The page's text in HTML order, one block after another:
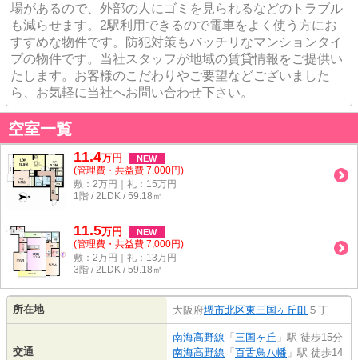
場があるので、外部の人にゴミを見られるなどのトラブル
も減らせます。2駅利用できるので電車をよく使う方にお
すすめな物件です。防犯対策もバッチリなマンションタイ
プの物件です。当社スタッフが地域の賃貸情報をご提供い
たします。お客様のこだわりやご要望などございました
ら、お気軽に当社へお問い合わせ下さい。
空室一覧
11.4万円 NEW
(管理費・共益費 7,000円)
敷：2万円｜礼：15万円
1階 / 2LDK / 59.18㎡
11.5万円 NEW
(管理費・共益費 7,000円)
敷：2万円｜礼：13万円
3階 / 2LDK / 59.18㎡
所在地 大阪府堺市北区東三国ヶ丘町 ５丁
交通
南海高野線 「 三国ヶ丘 」駅 徒歩15分
南海高野線 「 百舌鳥八幡 」駅 徒歩14